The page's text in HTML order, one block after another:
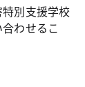
別支援学校
わせるこ